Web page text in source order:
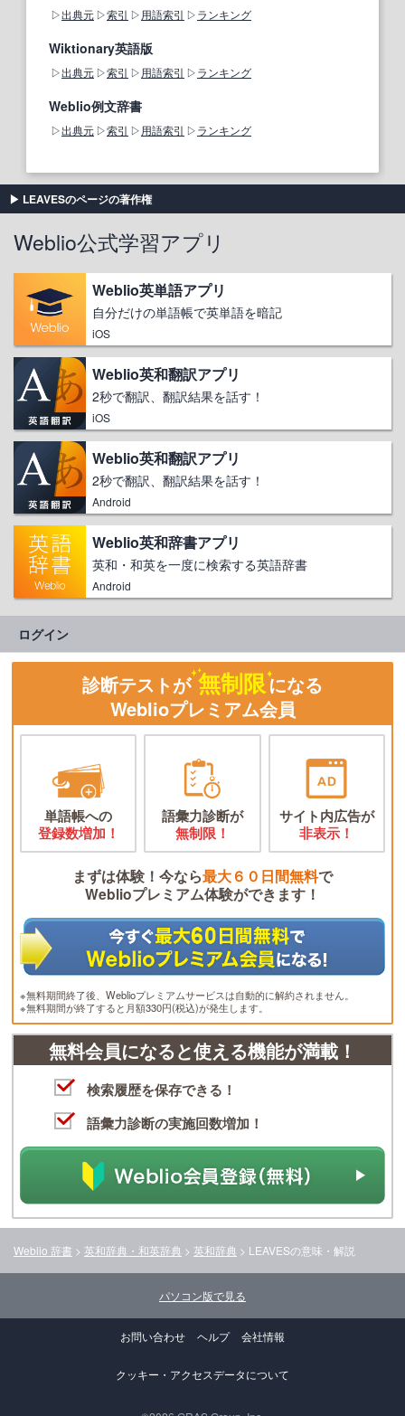
出典元 索引 用語索引 ランキング
Wiktionary英語版
出典元 索引 用語索引 ランキング
Weblio例文辞書
出典元 索引 用語索引 ランキング
LEAVESのページの著作権
Weblio公式学習アプリ
Weblio英単語アプリ
自分だけの単語帳で英単語を暗記
iOS
Weblio英和翻訳アプリ
2秒で翻訳、翻訳結果を話す！
iOS
Weblio英和翻訳アプリ
2秒で翻訳、翻訳結果を話す！
Android
Weblio英和辞書アプリ
英和・和英を一度に検索する英語辞書
Android
ログイン
診断テストが 無制限になる
Weblioプレミアム会員
単語帳への
登録数増加！
語彙力診断が
無制限！
サイト内広告が
非表示！
まずは体験！今なら最大６０日間無料で
Weblioプレミアム体験ができます！
※無料期間終了後、Weblioプレミアムサービスは自動的に解約されません。
※無料期間が終了すると月額330円(税込)が発生します。
無料会員になると使える機能が満載！
検索履歴を保存できる！
語彙力診断の実施回数増加！
Weblio 辞書 > 英和辞典・和英辞典 > 英和辞典 > LEAVESの意味・解説
パソコン版で見る
お問い合わせ ヘルプ 会社情報
クッキー・アクセスデータについて